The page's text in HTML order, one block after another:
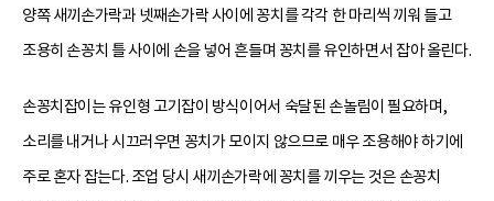
양쪽 새끼손가락과 넷째손가락 사이에 꽁치를 각각 한 마리씩 끼워 들고
조용히 손꽁치 틀 사이에 손을 넣어 흔들며 꽁치를 유인하면서 잡아 올린다.
손꽁치잡이는 유인형 고기잡이 방식이어서 숙달된 손놀림이 필요하며,
소리를 내거나 시끄러우면 꽁치가 모이지 않으므로 매우 조용해야 하기에
주로 혼자 잡는다. 조업 당시 새끼손가락에 꽁치를 끼우는 것은 손꽁치